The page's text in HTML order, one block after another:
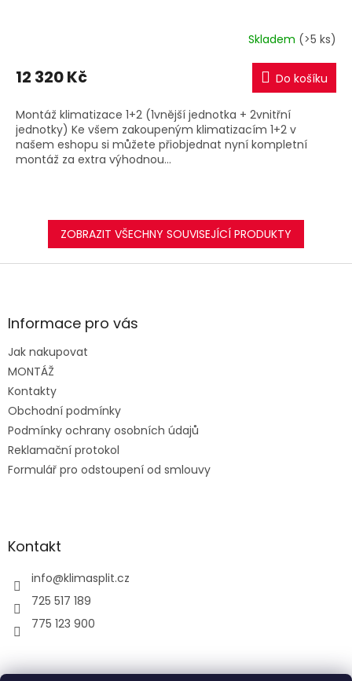
R
M
A
Skladem (>5 ks)
12 320 Kč Do košíku
Montáž klimatizace 1+2 (1vnější jednotka + 2vnitřní
jednotky) Ke všem zakoupeným klimatizacím 1+2 v
našem eshopu si můžete přiobjednat nyní kompletní
montáž za extra výhodnou...
ZOBRAZIT VŠECHNY SOUVISEJÍCÍ PRODUKTY
Z
aInformace pro vás
Jak nakupovat
MONTÁŽ
Kontakty
Obchodní podmínky
Podmínky ochrany osobních údajů
Reklamační protokol
Formulář pro odstoupení od smlouvy
Kontakt
info@klimasplit.cz
725 517 189
775 123 900